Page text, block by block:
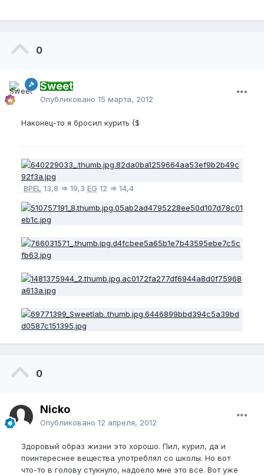
0
Sweet
Опубликовано 15 марта, 2012
Наконец-то я бросил курить {$
BPEL 13,8 => 19,3 EG 12 => 14,4
0
Nicko
Опубликовано 12 апреля, 2012
Здоровый образ жизни это хорошо. Пил, курил, да и
поинтереснее вещества употреблял со школы. Но вот
что-то в голову стукнуло, надоело мне это все. Вот уже